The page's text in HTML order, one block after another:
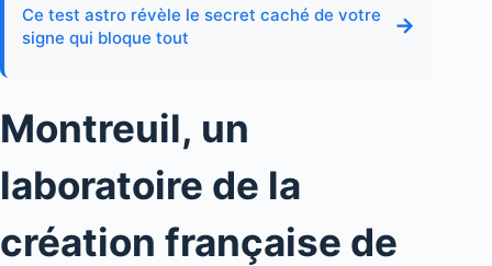
Ce test astro révèle le secret caché de votre
signe qui bloque tout
→
Montreuil, un
laboratoire de la
création française de